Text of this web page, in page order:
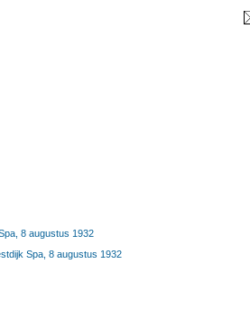
8 augustus 1932
Spa, 8 augustus 1932